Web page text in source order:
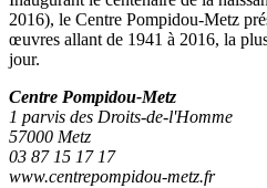
2016), le Centre Pompidou-Metz
œuvres allant de 1941 à 2016, la
jour.
Centre Pompidou-Metz
1 parvis des Droits-de-l'Homme
57000 Metz
03 87 15 17 17
www.centrepompidou-metz.fr